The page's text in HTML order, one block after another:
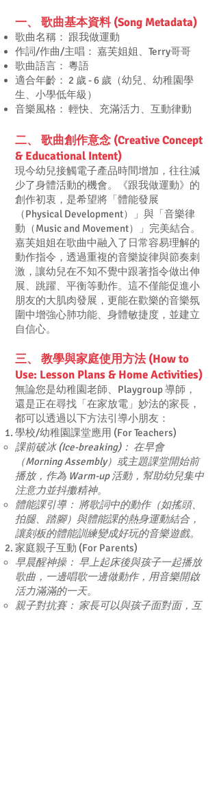
一、 歌曲基本資料 (Song Metadata)
歌曲名稱： 跟我做運動
作詞/作曲/主唱： 嘉芙姐姐、Terry哥哥
歌曲語言： 粵語
適合年齡： 2 歲 - 6 歲（幼兒、幼稚園學
生、小學低年級）
音樂風格： 輕快、充滿活力、互動律動
二、 歌曲創作意念 (Creative Concept
& Educational Intent)
現今幼兒接觸電子產品時間增加，往往減
少了身體活動的機會。《跟我做運動》的
創作初衷，是希望將「體能發展
（Physical Development）」與「音樂律
動（Music and Movement）」完美結合。
嘉芙姐姐在歌曲中融入了日常容易理解的
動作指令，透過重複的音樂旋律與節奏刺
激，讓幼兒在不知不覺中跟著指令做出伸
展、跳躍、平衡等動作。這不僅能促進小
朋友的大肌肉發展，更能在歡樂的音樂氛
圍中增強心肺功能、身體敏捷度，並建立
自信心。
三、 教學與家庭使用方法 (How to
Use: Lesson Plans & Home Activities)
無論您是幼稚園老師、Playgroup 導師，
還是正在尋找「在家放電」妙法的家長，
都可以透過以下方法引導小朋友：
學校/幼稚園課堂應用 (For Teachers)
課前破冰 (Ice-breaking)： 在早會
（Morning Assembly）或主題課堂開始前
播放，作為 Warm-up 活動，幫助幼兒集中
注意力並抖擻精神。
體能課引導： 將歌詞中的動作（如搖頭、
拍腿、踏腳）與體能課的熱身運動結合，
讓刻板的體能訓練變成好玩的音樂遊戲。
家庭親子互動 (For Parents)
早晨醒神操： 早上起床後與孩子一起播放
歌曲，一邊唱歌一邊做動作，用音樂開啟
活力滿滿的一天。
親子對抗賽： 家長可以與孩子面對面，互